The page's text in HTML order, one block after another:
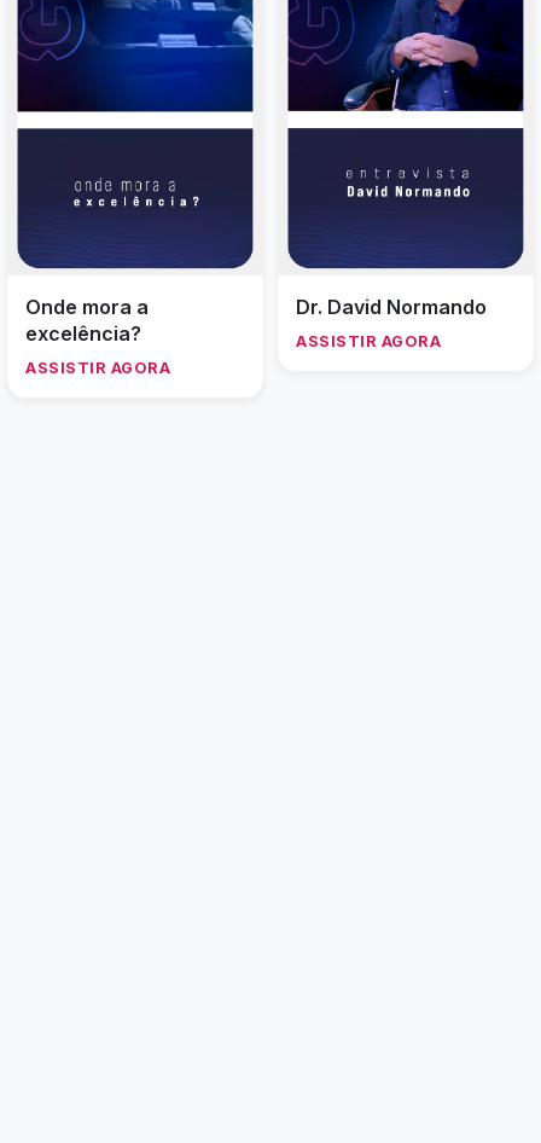
Onde mora a
excelência?
ASSISTIR AGORA
Dr. David Normando
ASSISTIR AGORA